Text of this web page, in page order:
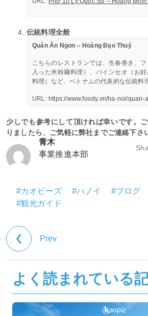
伝統料理全般
Quán Ăn Ngon – Hoàng Đạo Thuý
こちらのレストランでは、生春巻き、
入った米粉麺料理）、バインセオ（お
料理）など、ベトナムの代表的な伝統料
URL: https://www.foody.vn/ha-noi/
少しでも参考にして頂ければ幸いです。
りましたら、ご気軽に弊社までご連絡下さ
青木
事業推進本部
#カオピーズ #ハノイ #ブログ
#観光ガイド
Prev
よく読まれている